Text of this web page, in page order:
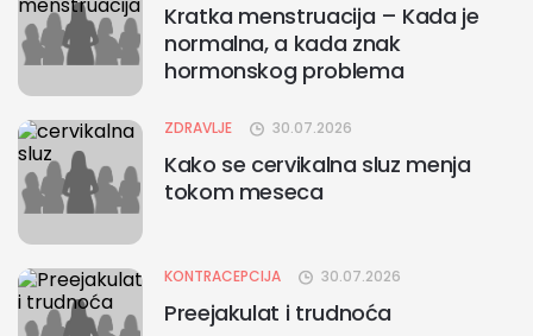
Kratka menstruacija – Kada je
normalna, a kada znak
hormonskog problema
ZDRAVLJE 30.07.2026
Kako se cervikalna sluz menja
tokom meseca
KONTRACEPCIJA 30.07.2026
Preejakulat i trudnoća